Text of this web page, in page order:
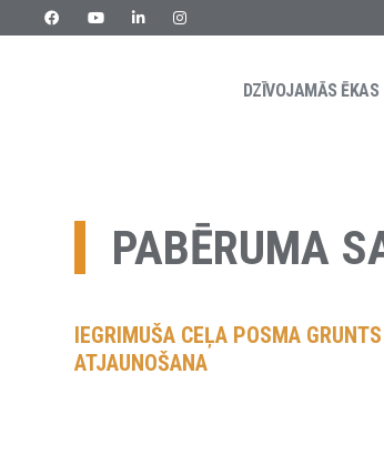
DZĪVOJAMĀS ĒKAS
PABĒRUMA
IEGRIMUŠA CEĻA POSMA
ATJAUNOŠANA